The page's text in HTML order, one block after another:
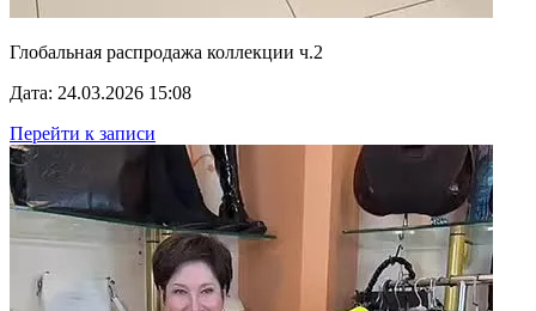
Глобальная распродажа коллекции ч.2
Дата: 24.03.2026 15:08
Перейти к записи